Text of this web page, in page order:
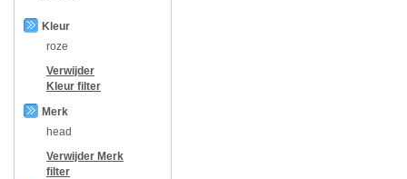
Kleur
roze
Verwijder
Kleur filter
Merk
head
Verwijder Merk
filter